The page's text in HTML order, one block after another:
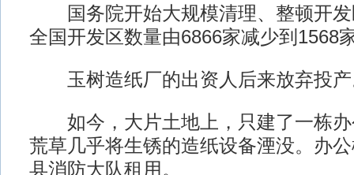
国务院开始大规模清理、整顿开发
全国开发区数量由6866家减少到1568
玉树造纸厂的出资人后来放弃投产
如今，大片土地上，只建了一栋办
荒草几乎将生锈的造纸设备湮没。办
县消防大队租用。